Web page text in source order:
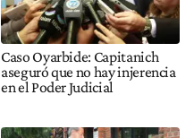
Caso Oyarbide: Capitanich
aseguró que no hay injerencia
en el Poder Judicial